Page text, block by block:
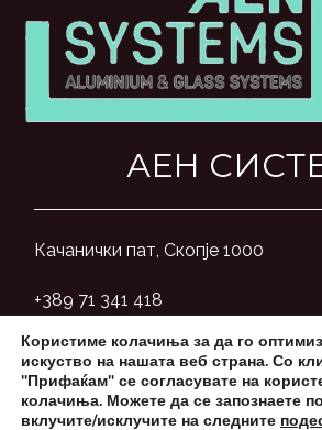
АЕН
Качанички пат, Скопје 1000
+389 71 341 418
aensystemsmk@gmail.com
Користиме колачиња за да го
искуство на нашата веб страна. Со
"Прифаќам" се согласувате на
колачиња. Можете да се запознаете
вклучите/исклучите на следните